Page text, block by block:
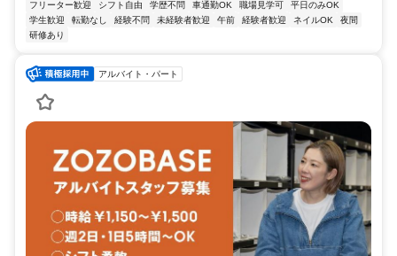
フリーター歓迎
シフト自由 学歴不問 車通勤OK 職場見学可
平日のみOK
学生歓迎
転勤なし 経験不問 未経験者歓迎 午前 経験者歓迎 ネイルOK
夜間
研修あり
アルバイト・パート